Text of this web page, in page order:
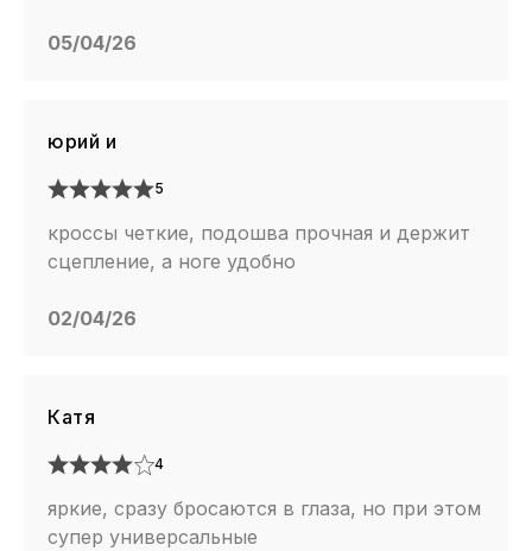
05/04/26
юрий и
5
кроссы четкие, подошва прочная и держит
сцепление, а ноге удобно
02/04/26
Катя
4
яркие, сразу бросаются в глаза, но при этом
супер универсальные